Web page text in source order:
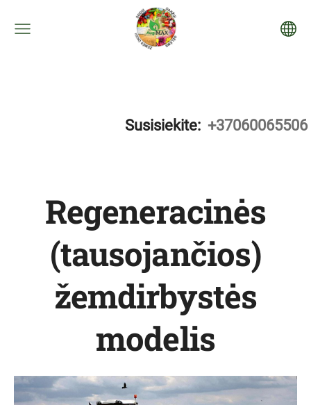
Susisiekite: +37060065506
Regeneracinės
(tausojančios)
žemdirbystės
modelis